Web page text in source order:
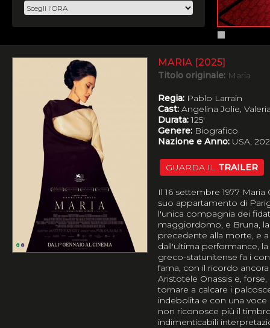
MARIA [2025]
Titolo originale: Maria
Regia: Pablo Larrain
Cast: Angelina Jolie,
Durata:125'
Genere: Biografico
Nazione e Anno: USA,
GUARDA IL TRAILER
Il 16 settembre 1977
suo appartamento di
l'unica compagnia dei
maggiordomo, e Bruna,
precedente alla morte, e
dall'ultima performance,
greco-statunitense fa i
fama, con il ricordo
Aristotele Onassis e,
tornare a calcare i
indebolita e con una
non riconosce più il
indimenticabili